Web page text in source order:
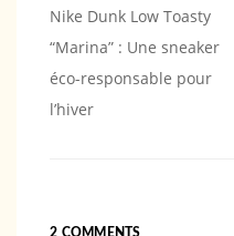
Navigation
de
l’article
Nike Dunk Low Toasty
“Marina” : Une sneaker
éco-responsable pour
l’hiver
2 COMMENTS